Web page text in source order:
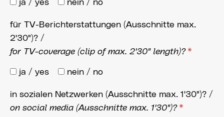
ja / yes nein / no
für TV-Berichterstattungen (Ausschnitte max.
2'30")? /
for TV-coverage (clip of max. 2'30" length)? *
ja / yes nein / no
in sozialen Netzwerken (Ausschnitte max. 1'30")? /
on social media (Ausschnitte max. 1'30")? *